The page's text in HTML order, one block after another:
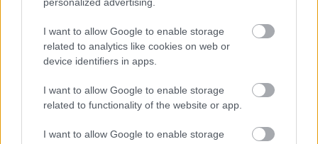
I want to allow Google to enable storage
related to analytics like cookies on web or
device identifiers in apps.
I want to allow Google to enable storage
related to functionality of the website or app.
I want to allow Google to enable storage
Kapcsolódó hírek